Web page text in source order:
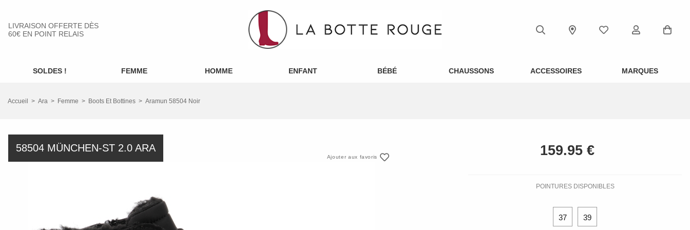
LIVRAISON OFFERTE DÈS
60€ EN POINT RELAIS
SOLDES ! FEMME HOMME ENFANT BÉBÉ CHAUSSONS ACCESSOIRES MARQUES
Accueil Ara Femme Boots Et Bottines Aramun 58504 Noir
58504 MÜNCHEN-ST 2.0 ARA
Ajouter aux favoris
POINTURES DISPONIBLES
37 39